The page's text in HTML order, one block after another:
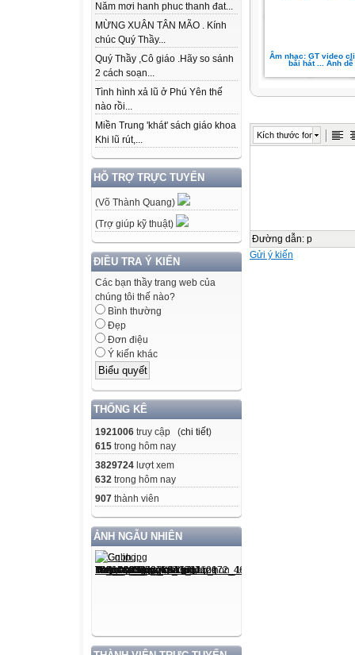
Năm mơi hanh phuc thanh đat...
MỪNG XUÂN TÂN MÃO . Kính
chúc Quý Thầy...
Quý Thầy ,Cô giáo .Hãy so sánh
2 cách soạn...
Tình hình xả lũ ở Phú Yên thế
nào rồi...
Miền Trung 'khát' sách giáo khoa
Khi lũ rút,...
HỖ TRỢ TRỰC TUYẾN
(Võ Thành Quang)
(Trợ giúp kỹ thuật)
ĐIỀU TRA Ý KIẾN
Các bạn thầy trang web của
chúng tôi thế nào?
Bình thường
Đẹp
Đơn điệu
Ý kiến khác
THỐNG KÊ
1921006 truy cập (chi tiết)
615 trong hôm nay
3829724 lượt xem
632 trong hôm nay
907 thành viên
ẢNH NGẪU NHIÊN
Âm nhạc: GT video
bài hát ... Anh dễ
Kích thước font
Đường dẫn: p
Gửi ý kiến